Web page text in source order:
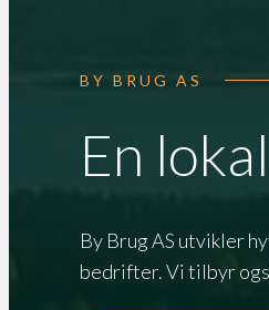
BY BRUG AS
En
By Brug AS utvikler
bedrifter. Vi tilbyr